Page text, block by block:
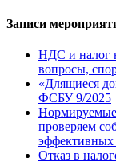
Записи
НДС и налог
вопросы,
«Длящиеся
ФСБУ 9/2025
Нормируемые
проверяем
Отказ в